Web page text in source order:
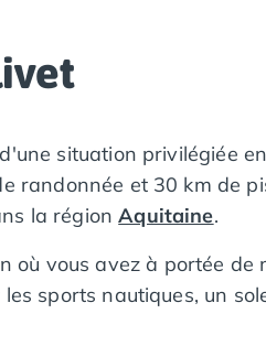
situation privilégiée
randonnée et 30 km de
la régionAquitaine.
vous avez à portée
sports nautiques, un